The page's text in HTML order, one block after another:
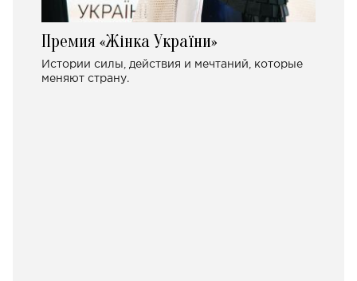
Премия «Жінка України»
Истории силы, действия и мечтаний, которые
меняют страну.